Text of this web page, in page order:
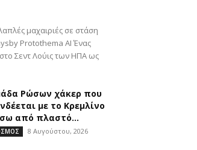
μαχαιριές σε στάση
Protothema AI Ένας
Σεντ Λούις των ΗΠΑ ως
Ρώσων χάκερ που
με το Κρεμλίνο
από πλαστό...
8 Αυγούστου, 2026